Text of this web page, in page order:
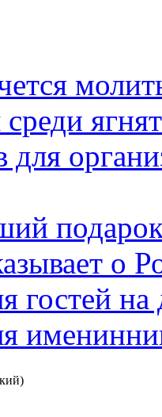
ягнят
для
о
гостей